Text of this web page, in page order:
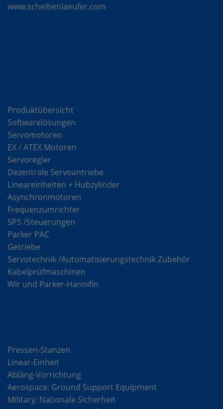
www.scheibenlaeufer.com
Produktübersicht
Softwarelösungen
Servomotoren
EX / ATEX Motoren
Servoregler
Dezentrale Servoantriebe
Lineareinheiten + Hubzylinder
Asynchronmotoren
Frequenzumrichter
SPS /Steuerungen
Parker PAC
Getriebe
Servotechnik /Automatisierungstechnik Zubehör
Kabelprüfmaschinen
Wir und Parker-Hannifin
Pressen-Stanzen
Linear-Einheit
Abläng-Vorrichtung
Aerospace: Ground Support Equipment
Military: Nationale Sicherheit